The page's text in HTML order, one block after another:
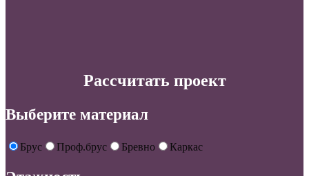
Рассчитать проект
Выберите материал
Брус Проф.брус Бревно Каркас